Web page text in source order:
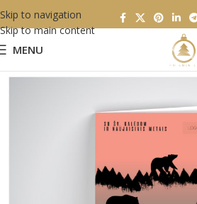
Skip to navigation
Skip to main content
MENU